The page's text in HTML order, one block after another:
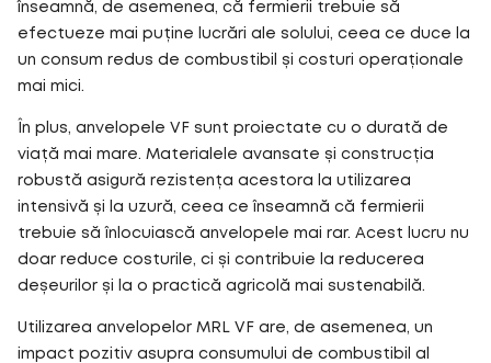
înseamnă, de asemenea, că fermierii trebuie să
efectueze mai puține lucrări ale solului, ceea ce duce la
un consum redus de combustibil și costuri operaționale
mai mici.
În plus, anvelopele VF sunt proiectate cu o durată de
viață mai mare. Materialele avansate și construcția
robustă asigură rezistența acestora la utilizarea
intensivă și la uzură, ceea ce înseamnă că fermierii
trebuie să înlocuiască anvelopele mai rar. Acest lucru nu
doar reduce costurile, ci și contribuie la reducerea
deșeurilor și la o practică agricolă mai sustenabilă.
Utilizarea anvelopelor MRL VF are, de asemenea, un
impact pozitiv asupra consumului de combustibil al